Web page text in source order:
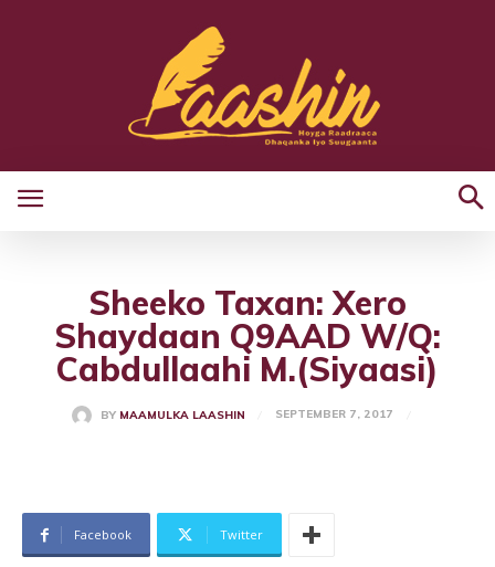
Sheeko Taxan: Xero
Shaydaan Q9AAD W/Q:
Cabdullaahi M.(Siyaasi)
BY MAAMULKA LAASHIN SEPTEMBER 7, 2017
Facebook Twitter